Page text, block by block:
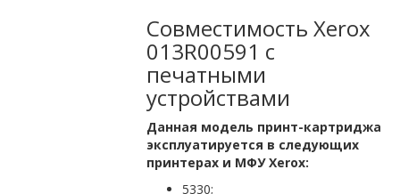
Совместимость Xerox
013R00591 с
печатными
устройствами
Данная модель принт-картриджа
эксплуатируется в следующих
принтерах и МФУ Xerox:
5330;